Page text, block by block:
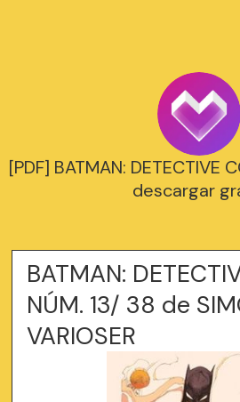
[PDF] BATMAN: DETECTIVE
descargar
BATMAN:
NÚM. 13/ 38 de
VARIOSER